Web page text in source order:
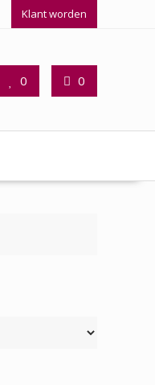
Klant worden
0 0